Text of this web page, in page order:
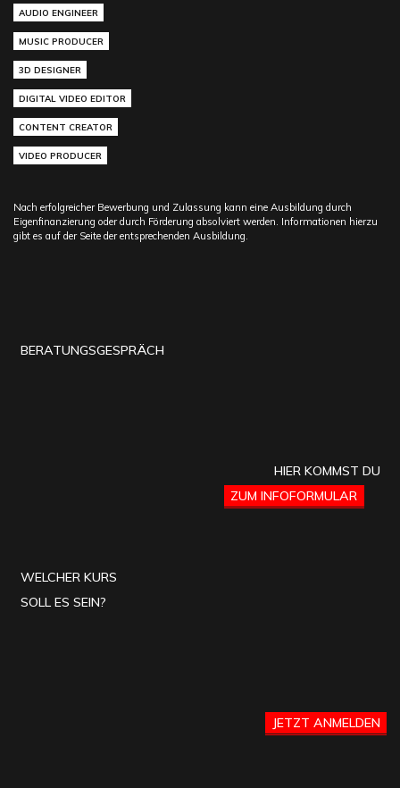
AUDIO ENGINEER
MUSIC PRODUCER
3D DESIGNER
DIGITAL VIDEO EDITOR
CONTENT CREATOR
VIDEO PRODUCER
Nach erfolgreicher Bewerbung und Zulassung kann eine Ausbildung durch
Eigenfinanzierung oder durch Förderung absolviert werden. Informationen hierzu
gibt es auf der Seite der entsprechenden Ausbildung.
BERATUNGSGESPRÄCH
HIER KOMMST DU
ZUM INFOFORMULAR
WELCHER KURS
SOLL ES SEIN?
JETZT ANMELDEN